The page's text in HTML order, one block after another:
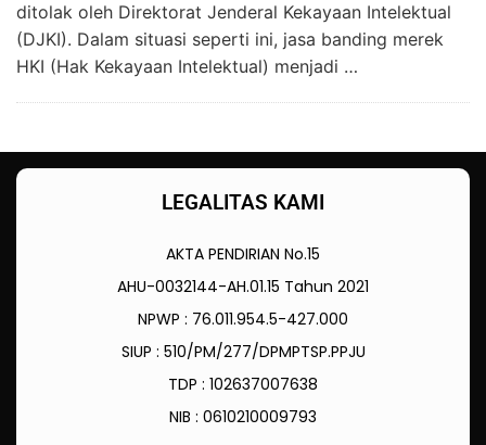
ditolak oleh Direktorat Jenderal Kekayaan Intelektual
(DJKI). Dalam situasi seperti ini, jasa banding merek
HKI (Hak Kekayaan Intelektual) menjadi …
LEGALITAS KAMI
AKTA PENDIRIAN No.15
AHU-0032144-AH.01.15 Tahun 2021
NPWP : 76.011.954.5-427.000
SIUP : 510/PM/277/DPMPTSP.PPJU
TDP : 102637007638
NIB : 0610210009793